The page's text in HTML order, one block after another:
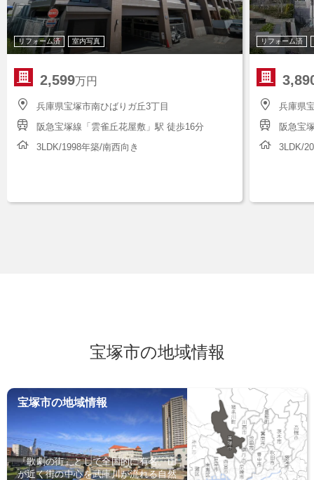
リフォーム済 室内写真
2,599万円
兵庫県宝塚市南ひばりガ丘3丁目
阪急宝塚線「雲雀丘花屋敷」駅 徒歩16分
3LDK/1998年築/南西向き
リフォーム済
兵庫県
阪急宝
3LDK/
宝塚市の地域情報
宝塚市の地域情報
『歌劇の街』として全国的に有名。山
が近く街の中心を武庫川が流れる自然